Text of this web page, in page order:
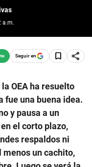
a.m.
Seguir en
OEA ha resuelto
fue una buena idea.
y pausa a un
el corto plazo,
respaldos ni
un cachito,